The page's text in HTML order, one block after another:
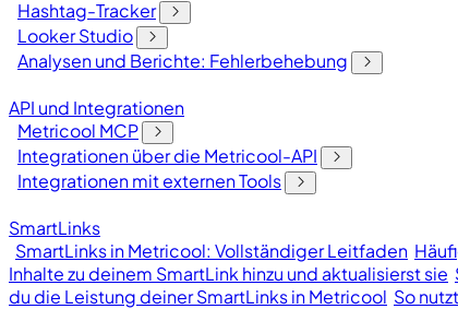
Hashtag-Tracker
Looker Studio
Analysen und Berichte: Fehlerbehebung
API und Integrationen
Metricool MCP
Integrationen über die Metricool-API
Integrationen mit externen Tools
SmartLinks
SmartLinks in Metricool: Vollständiger Leitfaden
Inhalte zu deinem SmartLink hinzu und aktualisierst sie
du die Leistung deiner SmartLinks in Metricool So